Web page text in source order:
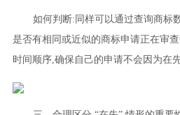
如何判断:同样可以通过查询商标
是否有相同或近似的商标申请正在审
时间顺序,确保自己的申请不会因为在